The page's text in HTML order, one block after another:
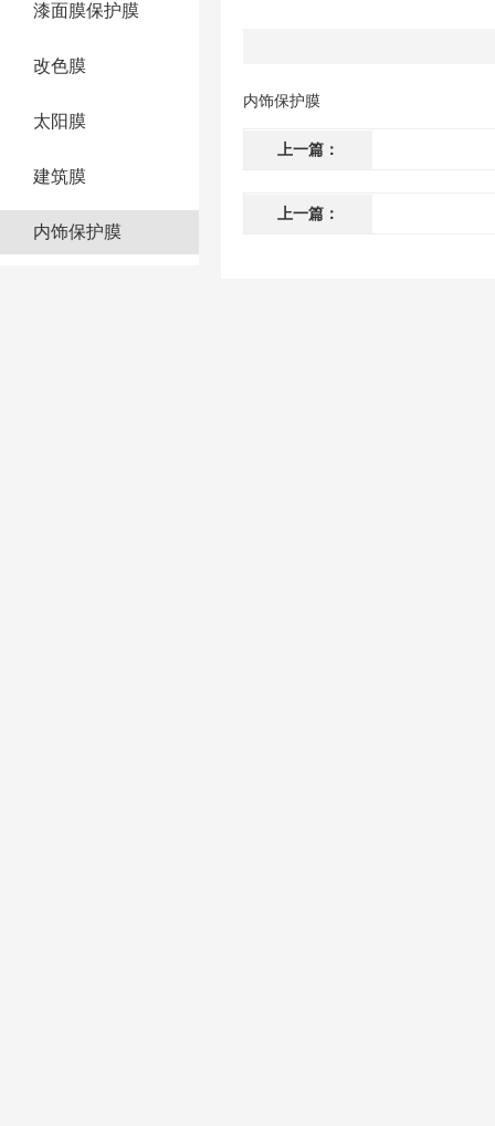
漆面膜保护膜
改色膜
太阳膜
建筑膜
内饰保护膜
内饰保护膜
上一篇：
上一篇：